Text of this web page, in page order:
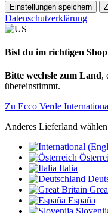
Einstellungen speichern
Datenschutzerklärung
Bist du im richtigen
Bitte wechsle zum Land,
übereinstimmt.
Zu Ecco Verde
Anderes Lieferland wählen
Italia
España